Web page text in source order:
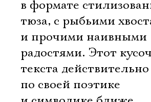
в формате
тюза, с рыбьими
и прочими наивными
радостями. Этот
текста действительно
по своей поэтике